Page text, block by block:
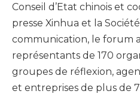
Conseil d’Etat chinois et
presse Xinhua et la
communication, le forum
représentants de 170
groupes de réflexion,
et entreprises de plus de